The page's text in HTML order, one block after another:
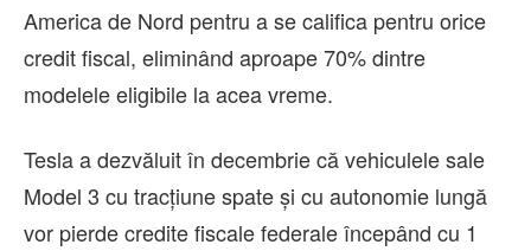
America de Nord pentru a se califica pentru orice
credit fiscal, eliminând aproape 70% dintre
modelele eligibile la acea vreme.
Tesla a dezvăluit în decembrie că vehiculele sale
Model 3 cu tracţiune spate şi cu autonomie lungă
vor pierde credite fiscale federale începând cu 1